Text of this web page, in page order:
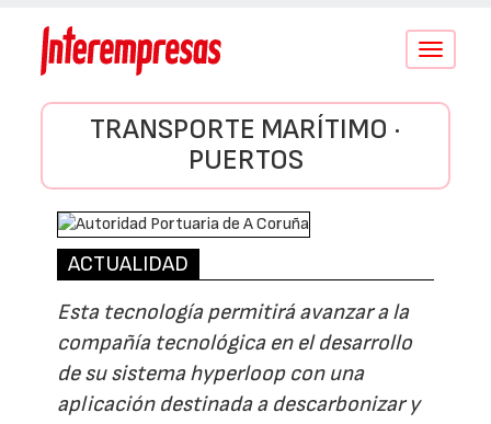
Conmutar
TRANSPORTE MARÍTIMO ·
PUERTOS
ACTUALIDAD
Esta tecnología permitirá avanzar a la
compañía tecnológica en el desarrollo
de su sistema hyperloop con una
aplicación destinada a descarbonizar y